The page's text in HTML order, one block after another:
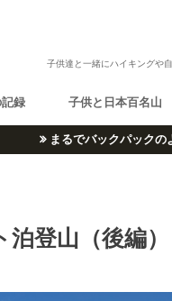
子供達と一緒にハイキングや
録 子供と日本百名山
まるでバックパックの
登山（後編）